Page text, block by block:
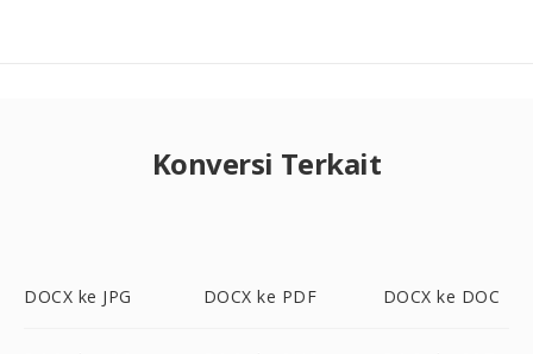
Konversi Terkait
DOCX ke JPG DOCX ke PDF DOCX ke DOC